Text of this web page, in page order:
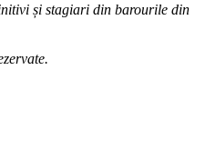
și stagiari din barourile din